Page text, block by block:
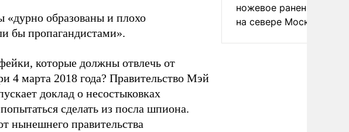
«дурно образованы и плохо
бы пропагандистами».
которые должны отвлечь от
4 марта 2018 года? Правительство Мэй
доклад о несостыковках
сделать из посла шпиона.
нынешнего правительства
ножевое ранение в
на севере Москвы